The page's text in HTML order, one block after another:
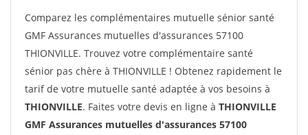
Comparez les complémentaires mutuelle sénior santé
GMF Assurances mutuelles d'assurances 57100
THIONVILLE. Trouvez votre complémentaire santé
sénior pas chère à THIONVILLE ! Obtenez rapidement le
tarif de votre mutuelle santé adaptée à vos besoins à
THIONVILLE. Faites votre devis en ligne à THIONVILLE
GMF Assurances mutuelles d'assurances 57100